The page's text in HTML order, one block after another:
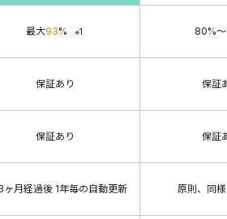
最大93% ※1 80%
保証あり 保証
保証あり 保証
ヶ月経過後 1年毎の自動更新 原則、同